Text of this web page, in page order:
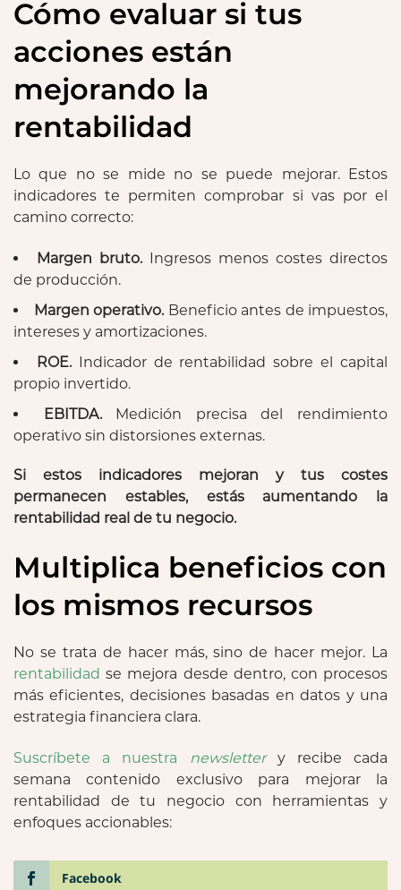
Cómo evaluar si tus
acciones están
mejorando la
rentabilidad
Lo que no se mide no se puede mejorar. Estos
indicadores te permiten comprobar si vas por el
camino correcto:
Margen bruto. Ingresos menos costes directos
de producción.
Margen operativo. Beneficio antes de impuestos,
intereses y amortizaciones.
ROE.Indicador de rentabilidad sobre el capital
propio invertido.
EBITDA.Medición precisa del rendimiento
operativo sin distorsiones externas.
Si estos indicadores mejoran y tus costes
permanecen estables, estás aumentando la
rentabilidad real de tu negocio.
Multiplica beneficios con
los mismos recursos
No se trata de hacer más, sino de hacer mejor. La
rentabilidad se mejora desde dentro, con procesos
más eficientes, decisiones basadas en datos y una
estrategia financiera clara.
Suscríbete a nuestra newslettery recibe cada
semana contenido exclusivo para mejorar la
rentabilidad de tu negocio con herramientas y
enfoques accionables:
Facebook